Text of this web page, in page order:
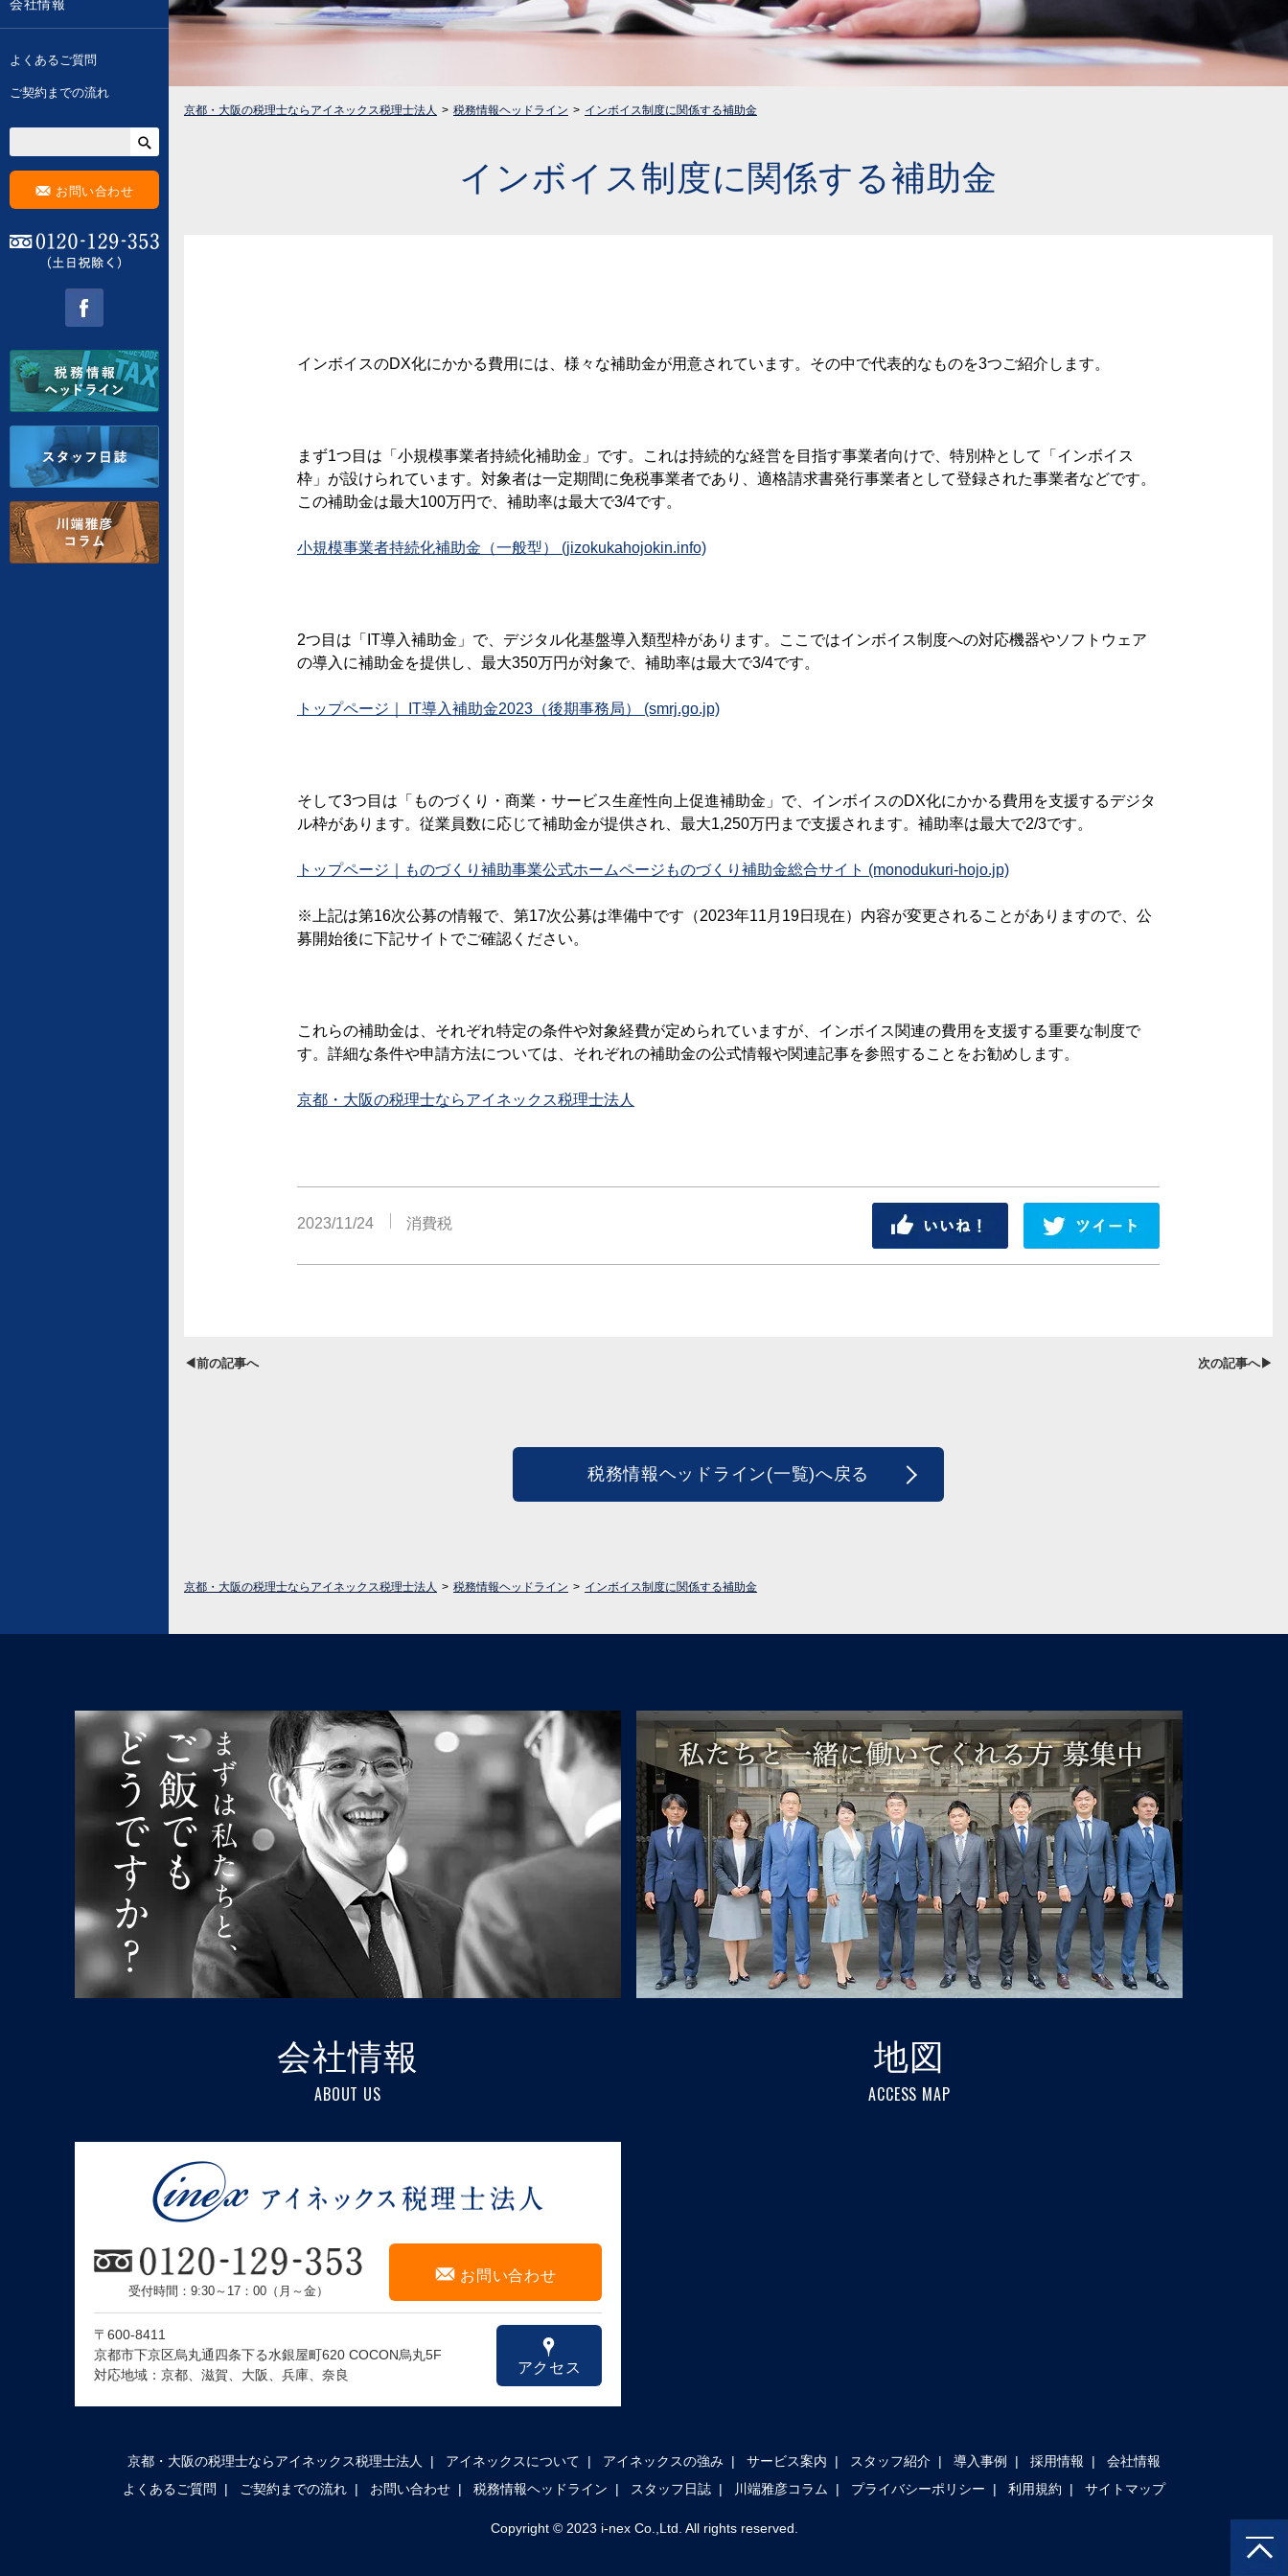
会社情報
よくあるご質問
ご契約までの流れ
F お問い合わせ
京都・大阪の税理士ならアイネックス税理士法人 税務情報ヘッドライン インボイス制度に関係する補助金
インボイス制度に関係する補助金
インボイスのDX化にかかる費用には、様々な補助金が用意されています。その中で代表的なものを3つご紹介します。
まず1つ目は「小規模事業者持続化補助金」です。これは持続的な経営を目指す事業者向けで、特別枠として「インボイス
枠」が設けられています。対象者は一定期間に免税事業者であり、適格請求書発行事業者として登録された事業者などです。
この補助金は最大100万円で、補助率は最大で3/4です。
小規模事業者持続化補助金（一般型） (jizokukahojokin.info)
2つ目は「IT導入補助金」で、デジタル化基盤導入類型枠があります。ここではインボイス制度への対応機器やソフトウェア
の導入に補助金を提供し、最大350万円が対象で、補助率は最大で3/4です。
トップページ｜ IT導入補助金2023（後期事務局） (smrj.go.jp)
そして3つ目は「ものづくり・商業・サービス生産性向上促進補助金」で、インボイスのDX化にかかる費用を支援するデジタ
ル枠があります。従業員数に応じて補助金が提供され、最大1,250万円まで支援されます。補助率は最大で2/3です。
トップページ｜ものづくり補助事業公式ホームページものづくり補助金総合サイト (monodukuri-hojo.jp)
※上記は第16次公募の情報で、第17次公募は準備中です（2023年11月19日現在）内容が変更されることがありますので、公
募開始後に下記サイトでご確認ください。
これらの補助金は、それぞれ特定の条件や対象経費が定められていますが、インボイス関連の費用を支援する重要な制度で
す。詳細な条件や申請方法については、それぞれの補助金の公式情報や関連記事を参照することをお勧めします。
京都・大阪の税理士ならアイネックス税理士法人
2023/11/24 消費税
◀前の記事へ 次の記事へ▶
税務情報ヘッドライン(一覧)へ戻る
京都・大阪の税理士ならアイネックス税理士法人 税務情報ヘッドライン インボイス制度に関係する補助金
会社情報
ABOUT US
受付時間：9:30～17：00（月～金）
F お問い合わせ
〒600-8411
京都市下京区烏丸通四条下る水銀屋町620 COCON烏丸5F
対応地域：京都、滋賀、大阪、兵庫、奈良
x
アクセス
地図
ACCESS MAP
京都・大阪の税理士ならアイネックス税理士法人 アイネックスについて アイネックスの強み サービス案内 スタッフ紹介 導入事例 採用情報
会社情報
よくあるご質問
ご契約までの流れ お問い合わせ 税務情報ヘッドライン スタッフ日誌 川端雅彦コラム プライバシーポリシー 利用規約 サイトマップ
Copyright © 2023 i-nex Co.,Ltd. All rights reserved.